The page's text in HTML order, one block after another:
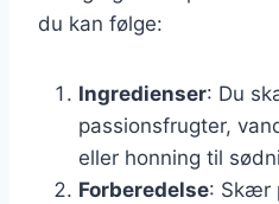
du kan følge:
Ingredienser: Du
passionsfrugter,
eller honning til
Forberedelse: Skær